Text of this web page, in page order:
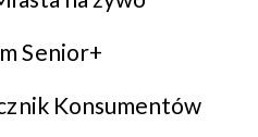
Senior+
Konsumentów